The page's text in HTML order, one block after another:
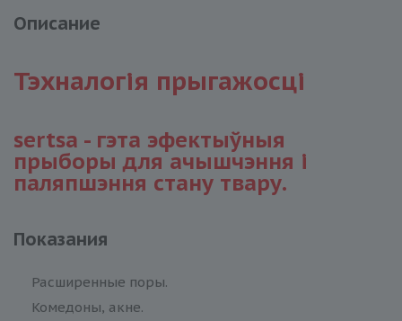
Описание
Тэхналогiя прыгажосцi
sertsa - гэта эфектыўныя
прыборы для ачышчэння і
паляпшэння стану твару.
Показания
Расширенные поры.
Комедоны, акне.